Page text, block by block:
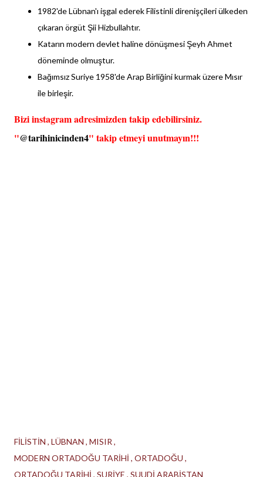
1982'de Lübnan'ı işgal ederek Filistinli direnişçileri ülkeden
çıkaran örgüt Şii Hizbullahtır.
Katarın modern devlet haline dönüşmesi Şeyh Ahmet
döneminde olmuştur.
Bağımsız Suriye 1958'de Arap Birliğini kurmak üzere Mısır
ile birleşir.
Bizi instagram adresimizden takip edebilirsiniz.
"@tarihinicinden4" takip etmeyi unutmayın!!!
FİLİSTİN LÜBNAN MISIR
MODERN ORTADOĞU TARİHİ ORTADOĞU
ORTADOĞU TARİHİ SURİYE SUUDİ ARABİSTAN